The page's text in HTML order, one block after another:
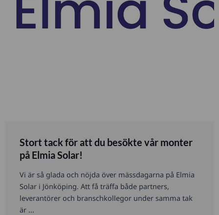
Stort tack för att du besökte vår monter
på Elmia Solar!
Vi är så glada och nöjda över mässdagarna på Elmia
Solar i Jönköping. Att få träffa både partners,
leverantörer och branschkollegor under samma tak
är ...